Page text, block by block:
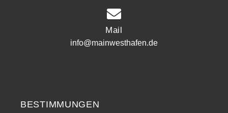
Mail
info@mainwesthafen.de
BESTIMMUNGEN